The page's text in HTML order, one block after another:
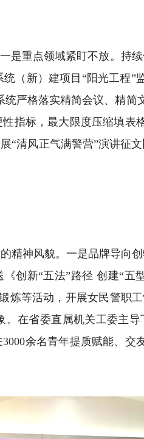
重点领域紧盯不放。持续
（新）建项目“阳光工程”
严格落实精简会议、精简
指标，最大限度压缩填表
清风正气满警营”演讲征
神风貌。一是品牌导向创
创新“五法”路径 创建“五
等活动，开展女民警职
在省委直属机关工委主
余名青年提质赋能、交